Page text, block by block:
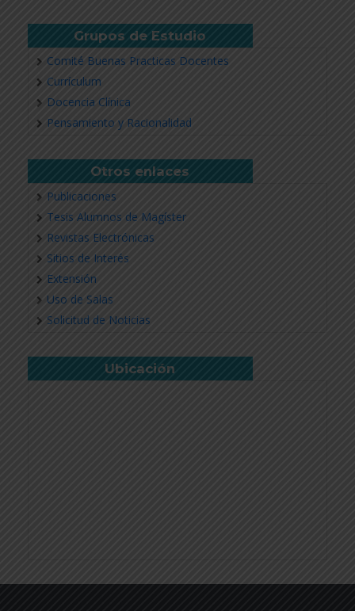
Grupos de Estudio
Comité Buenas Practicas Docentes
Currículum
Docencia Clínica
Pensamiento y Racionalidad
Otros enlaces
Publicaciones
Tesis Alumnos de Magíster
Revistas Electrónicas
Sitios de Interés
Extensión
Uso de Salas
Solicitud de Noticias
Ubicación
Revisar más información